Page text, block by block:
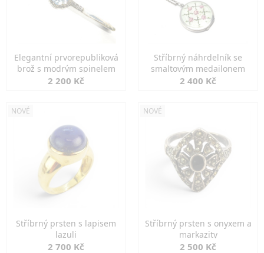
Elegantní prvorepubliková
brož s modrým spinelem
2 200 Kč
Stříbrný náhrdelník se
smaltovým medailonem
2 400 Kč
NOVÉ
Stříbrný prsten s lapisem
lazuli
2 700 Kč
NOVÉ
Stříbrný prsten s onyxem a
markazity
2 500 Kč